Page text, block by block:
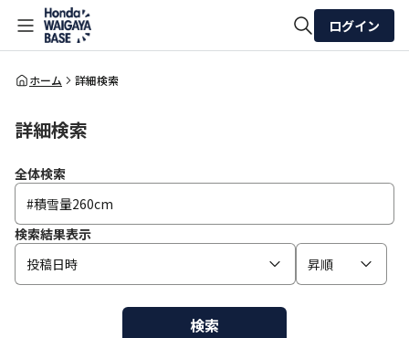
全体検索
ログイン
ホーム 詳細検索
詳細検索
全体検索
検索結果表示
投稿日時
昇順
検索